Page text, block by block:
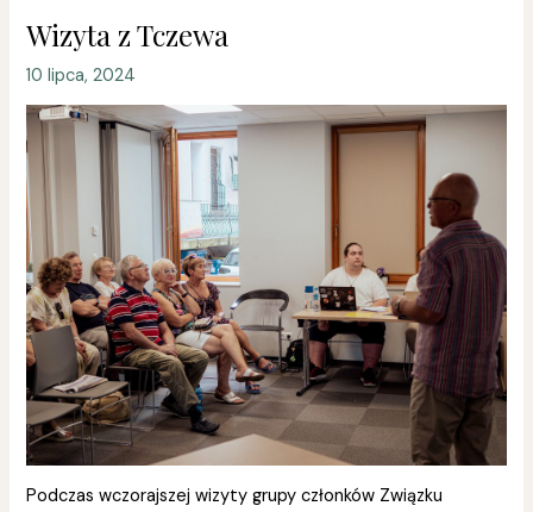
Wizyta z Tczewa
10 lipca, 2024
Podczas wczorajszej wizyty grupy członków Związku